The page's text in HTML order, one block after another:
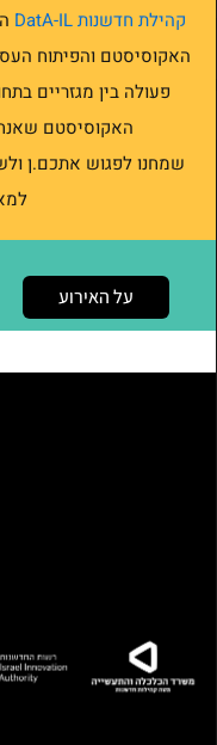
קהילת חדשנות DatA-IL
האקוסיסטם
שמחנו לפגוש אתכם.ן
על האירוע